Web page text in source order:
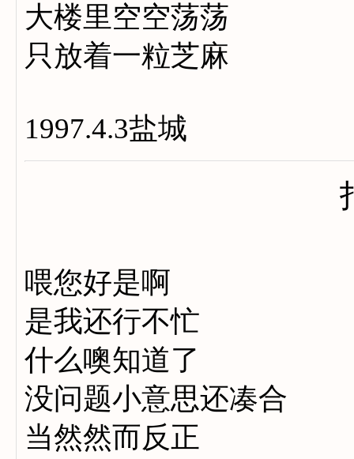
大楼里空空荡荡
只放着一粒芝麻
1997.4.3盐城
喂您好是啊
是我还行不忙
什么噢知道了
没问题小意思还凑合
当然然而反正